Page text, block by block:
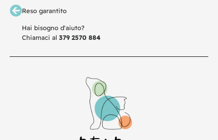
Reso garantito
Hai bisogno d'aiuto?
Chiamaci al 379 2570 884